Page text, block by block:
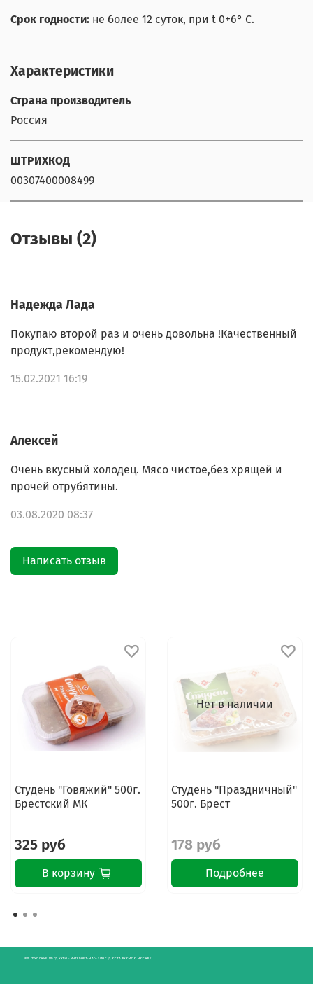
Срок годности: не более 12 суток, при t 0+6° С.
Характеристики
Страна производитель
Россия
ШТРИХКОД
00307400008499
Отзывы (2)
Надежда Лада
Покупаю второй раз и очень довольна !Качественный
продукт,рекомендую!
15.02.2021 16:19
Алексей
Очень вкусный холодец. Мясо чистое,без хрящей и
прочей отрубятины.
03.08.2020 08:37
Написать отзыв
Студень "Говяжий" 500г.
Брестский МК
325 руб
В корзину
Нет в наличии
Студень "Праздничный"
500г. Брест
178 руб
Подробнее
БЕЛОРУССКИЕ ПРОДУКТЫ - ИНТЕРНЕТ-МАГАЗИН С ДОСТАВКОЙ ПО МОСКВЕ